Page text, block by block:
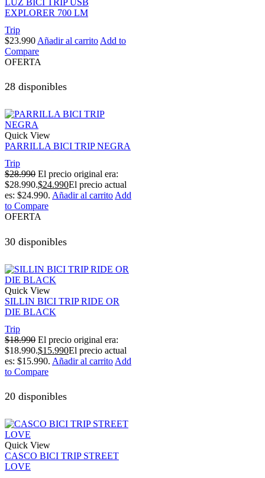
LUZ BICI TRIP USB
EXPLORER 700 LM
Trip
$23.990 Añadir al carrito Add to
Compare
OFERTA
28 disponibles
Quick View
PARRILLA BICI TRIP NEGRA
Trip
$28.990 El precio original era:
$28.990.$24.990El precio actual
es: $24.990. Añadir al carritoAdd
to Compare
OFERTA
30 disponibles
Quick View
SILLIN BICI TRIP RIDE OR
DIE BLACK
Trip
$18.990 El precio original era:
$18.990.$15.990El precio actual
es: $15.990. Añadir al carrito Add
to Compare
20 disponibles
Quick View
CASCO BICI TRIP STREET
LOVE